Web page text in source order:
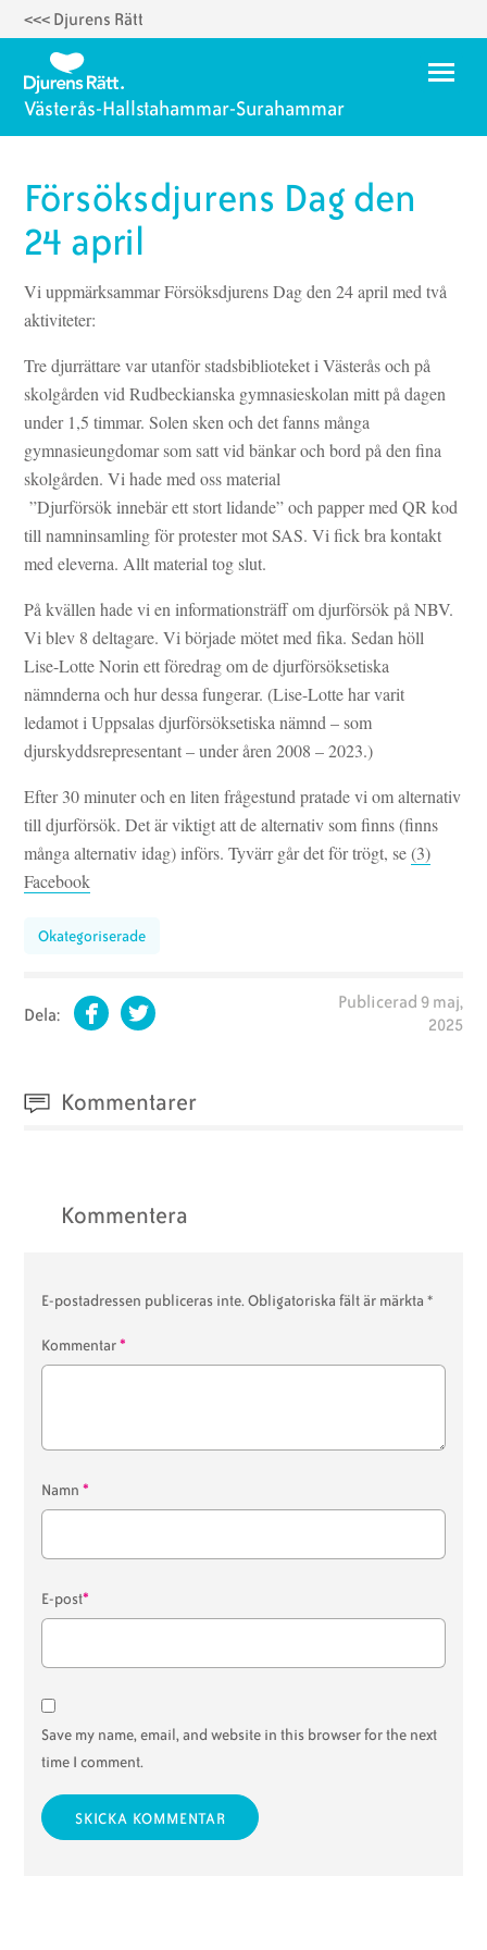
Hoppa
huvudinnehåll
<<< Djurens Rätt
Västerås-Hallstahammar-Surahammar
Meny
Om oss
Medlemsträffar 2026
Bli aktiv
Delta på Djurens Rätts webbinarier
Lokalt djurskydd
Försöksdjurens Dag den
24 april
Vi uppmärksammar Försöksdjurens Dag den 24 april med två
aktiviteter:
Tre djurrättare var utanför stadsbiblioteket i Västerås och på
skolgården vid Rudbeckianska gymnasieskolan mitt på dagen
under 1,5 timmar. Solen sken och det fanns många
gymnasieungdomar som satt vid bänkar och bord på den fina
skolgården. Vi hade med oss material
”Djurförsök innebär ett stort lidande” och papper med QR kod
till namninsamling för protester mot SAS. Vi fick bra kontakt
med eleverna. Allt material tog slut.
På kvällen hade vi en informationsträff om djurförsök på NBV.
Vi blev 8 deltagare. Vi började mötet med fika. Sedan höll
Lise-Lotte Norin ett föredrag om de djurförsöksetiska
nämnderna och hur dessa fungerar. (Lise-Lotte har varit
ledamot i Uppsalas djurförsöksetiska nämnd – som
djurskyddsrepresentant – under åren 2008 – 2023.)
Efter 30 minuter och en liten frågestund pratade vi om alternativ
till djurförsök. Det är viktigt att de alternativ som finns (finns
många alternativ idag) införs. Tyvärr går det för trögt, se(3)
Facebook
Okategoriserade
Dela: FacebookTwitter
Publicerad 9 maj,
2025
Kommentarer
Kommentera
E-postadressen publiceras inte.Obligatoriska fält är märkta*
Kommentar*
Namn*
E-post*
Save my name, email, and website in this browser for the next
time I comment.